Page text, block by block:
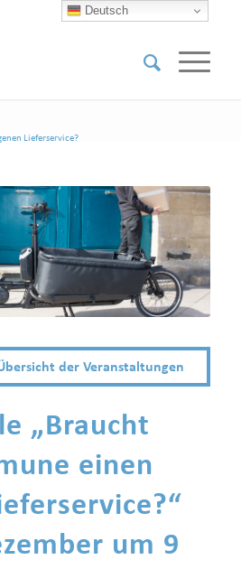
Lieferservice?
der Veranstaltungen
„Braucht
einen
um 9
Deutsch